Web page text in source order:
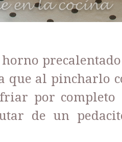
que al pincharlo
por
de un